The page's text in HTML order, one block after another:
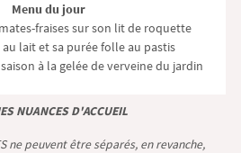
Menu du jour
fraises sur son lit de roquette
lait et sa purée folle au pastis
à la gelée de verveine du jardin
NUANCES D'ACCUEIL
ne peuvent être séparés, en revanche,